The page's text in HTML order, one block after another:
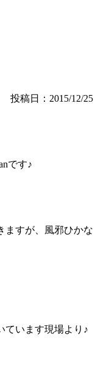
投稿日：2015/12/25
です♪
ますが、風邪ひかな
ています現場より♪